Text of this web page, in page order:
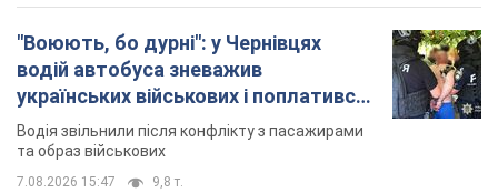
"Воюють, бо дурні": у Чернівцях
водій автобуса зневажив
українських військових і поплатився.
Відео
Водія звільнили після конфлікту з пасажирами
та образ військових
7.08.2026 15:47 9,8 т.